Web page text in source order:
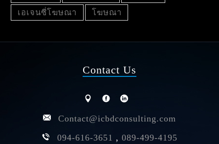
เอเจนซี่โฆษณา
โฆษณา
Contact Us
Contact@icbdconsulting.com
094-616-3651 , 089-499-4195